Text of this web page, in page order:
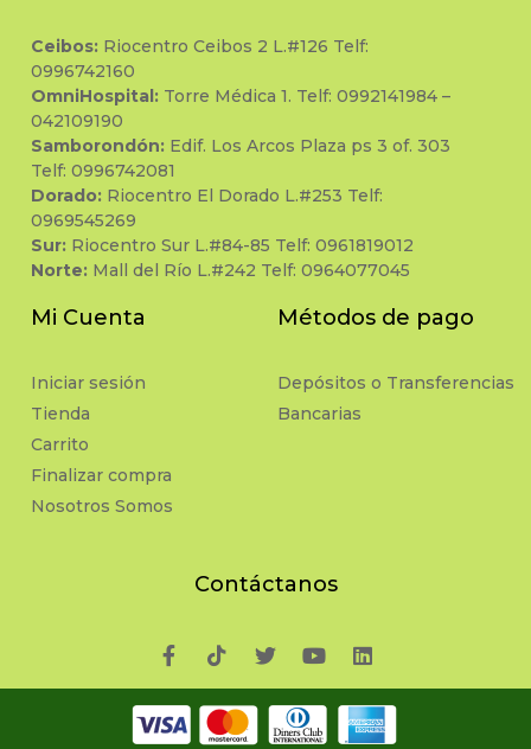
Ceibos: Riocentro Ceibos 2 L.#126 Telf:
0996742160
OmniHospital: Torre Médica 1. Telf: 0992141984 –
042109190
Samborondón: Edif. Los Arcos Plaza ps 3 of. 303
Telf: 0996742081
Dorado: Riocentro El Dorado L.#253 Telf:
0969545269
Sur: Riocentro Sur L.#84-85 Telf: 0961819012
Norte: Mall del Río L.#242 Telf: 0964077045
Mi Cuenta
Iniciar sesión
Tienda
Carrito
Finalizar compra
Nosotros Somos
Métodos de pago
Depósitos o Transferencias
Bancarias
Contáctanos